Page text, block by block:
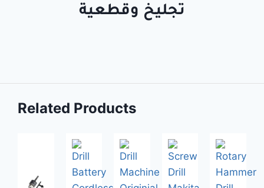
تجليخ وقطعية
Related Products